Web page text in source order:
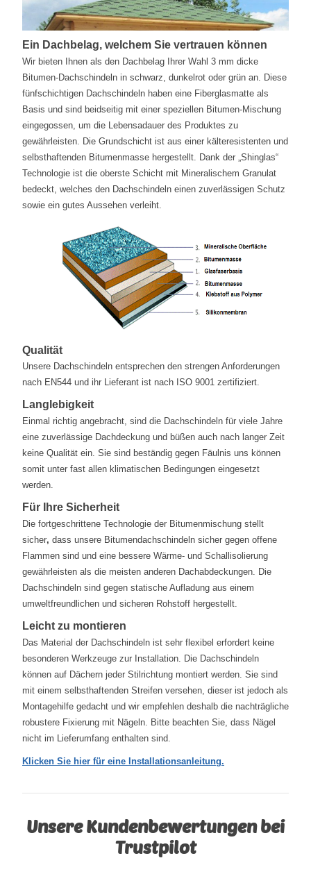
Ein Dachbelag, welchem Sie vertrauen können
Wir bieten Ihnen als den Dachbelag Ihrer Wahl 3 mm dicke
Bitumen-Dachschindeln in schwarz, dunkelrot oder grün an. Diese
fünfschichtigen Dachschindeln haben eine Fiberglasmatte als
Basis und sind beidseitig mit einer speziellen Bitumen-Mischung
eingegossen, um die Lebensadauer des Produktes zu
gewährleisten. Die Grundschicht ist aus einer kälteresistenten und
selbsthaftenden Bitumenmasse hergestellt. Dank der „Shinglas“
Technologie ist die oberste Schicht mit Mineralischem Granulat
bedeckt, welches den Dachschindeln einen zuverlässigen Schutz
sowie ein gutes Aussehen verleiht.
Qualität
Unsere Dachschindeln entsprechen den strengen Anforderungen
nach EN544 und ihr Lieferant ist nach ISO 9001 zertifiziert.
Langlebigkeit
Einmal richtig angebracht, sind die Dachschindeln für viele Jahre
eine zuverlässige Dachdeckung und büßen auch nach langer Zeit
keine Qualität ein. Sie sind beständig gegen Fäulnis uns können
somit unter fast allen klimatischen Bedingungen eingesetzt
werden.
Für Ihre Sicherheit
Die fortgeschrittene Technologie der Bitumenmischung stellt
sicher, dass unsere Bitumendachschindeln sicher gegen offene
Flammen sind und eine bessere Wärme- und Schallisolierung
gewährleisten als die meisten anderen Dachabdeckungen. Die
Dachschindeln sind gegen statische Aufladung aus einem
umweltfreundlichen und sicheren Rohstoff hergestellt.
Leicht zu montieren
Das Material der Dachschindeln ist sehr flexibel erfordert keine
besonderen Werkzeuge zur Installation. Die Dachschindeln
können auf Dächern jeder Stilrichtung montiert werden. Sie sind
mit einem selbsthaftenden Streifen versehen, dieser ist jedoch als
Montagehilfe gedacht und wir empfehlen deshalb die nachträgliche
robustere Fixierung mit Nägeln. Bitte beachten Sie, dass Nägel
nicht im Lieferumfang enthalten sind.
Klicken Sie hier für eine Installationsanleitung.
Unsere Kundenbewertungen bei
Trustpilot